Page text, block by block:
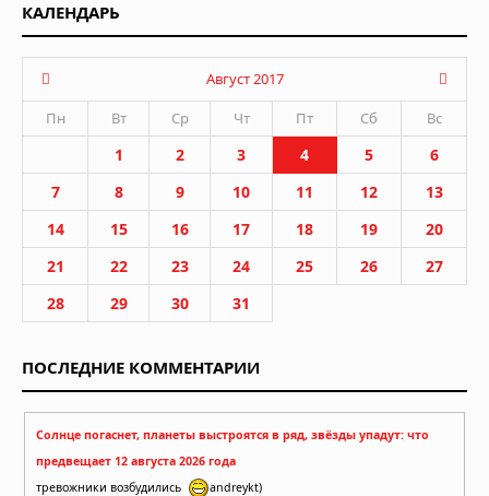
КАЛЕНДАРЬ
Август 2017
Пн
Вт Ср Чт Пт Сб Вс
1 2 3 4 5
6
7
8 9 10 11 12
13
14
15 16 17 18 19
20
21
22 23 24 25 26
27
28
29 30 31
ПОСЛЕДНИЕ КОММЕНТАРИИ
Солнце погаснет, планеты выстроятся в ряд, звёзды упадут: что
предвещает 12 августа 2026 года
тревожники возбудились
andreykt)